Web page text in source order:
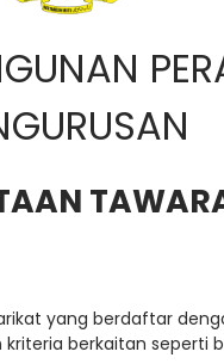
yang berdaftar
berkaitan seperti